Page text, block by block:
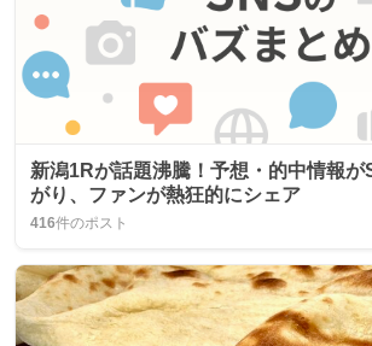
新潟1Rが話題沸騰！予想・的中情報が
がり、ファンが熱狂的にシェア
416件のポスト